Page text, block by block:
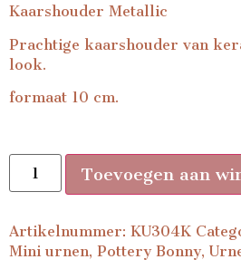
Kaarshouder Metallic
Prachtige kaarshouder van
look.
formaat 10 cm.
Toevoegen aan
Artikelnummer: KU304K
Mini urnen, Pottery Bonny,